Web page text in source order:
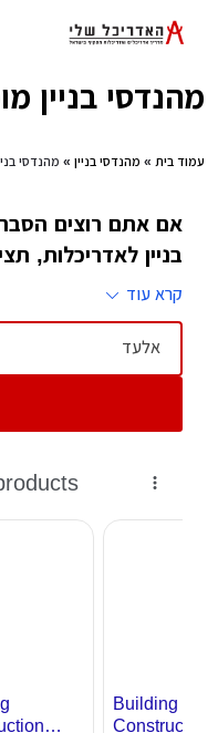
מהנדסי בניין
עמוד בית » מהנדסי בניין » מהנדסי
אם אתם רוצים
בניין לאדריכלות,
יופי, אם אתם
השני, תסתכלו על
מקצועות אלו
מהנדס בניין
בטוח. במילים
לעצב את המבנה
אותו מבחינה
בניין, מזוויות
קרא עוד
אלעד